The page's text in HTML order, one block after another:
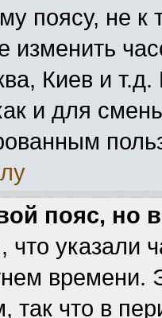
поясу, не
изменить
Киев и
и для
пояс, но
указали
времени.
так что в